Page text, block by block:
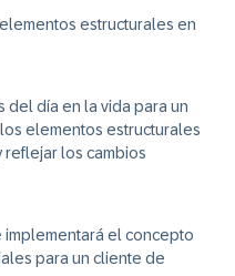
estructurales en
del día en la vida para un
elementos estructurales
los cambios
implementará el concepto
para un cliente de